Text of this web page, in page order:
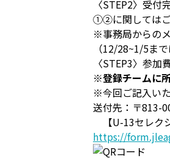
〈STEP2〉受
①②に関してはご
※事務局からの
（12/28~1/5ま
〈STEP3〉参加
※登録チームに
※今回ご記入い
送付先：〒813-
【U-13セレク
https://